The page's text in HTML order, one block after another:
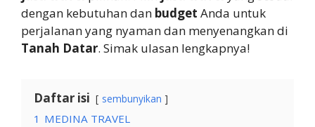
dengan kebutuhan dan budget Anda untuk
perjalanan yang nyaman dan menyenangkan di
Tanah Datar. Simak ulasan lengkapnya!
Daftar isi sembunyikan
1 MEDINA TRAVEL